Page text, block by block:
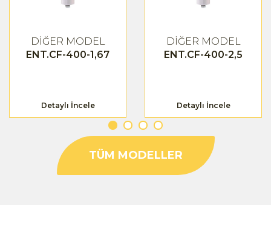
DİĞER MODEL
ENT.CF-400-1,67
Detaylı İncele
DİĞER MODEL
ENT.CF-400-2,5
Detaylı İncele
TÜM MODELLER